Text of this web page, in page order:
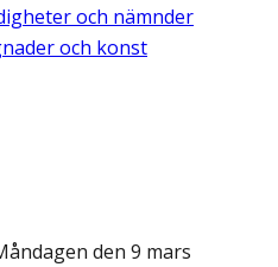
och nämnder
och konst
den 9 mars